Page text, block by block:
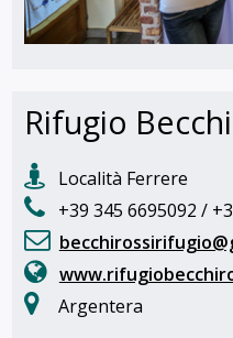
Rifugio
Località Ferrere
+39 345 6695092 /
Argentera